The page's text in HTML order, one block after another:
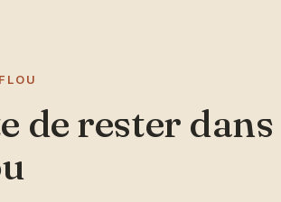
de rester dans